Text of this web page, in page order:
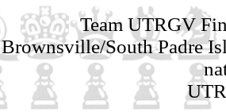
Team UTRGV
Brownsville/South Padre